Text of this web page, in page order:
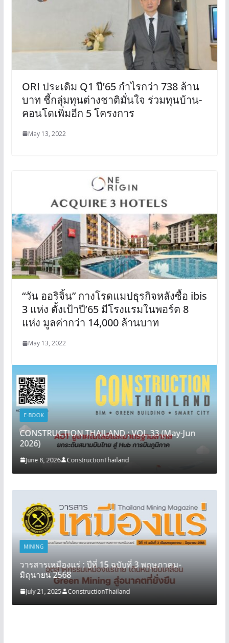
ORI ประเดิม Q1 ปี’65 กำไรกว่า 738 ล้าน
บาท ชี้กลุ่มทุนต่างชาติมั่นใจ ร่วมทุนบ้าน-
คอนโดเพิ่มอีก 5 โครงการ
May 13, 2022
“วัน ออริจิ้น” กางโรดแมปธุรกิจหลังซื้อ ibis
3 แห่ง ตั้งเป้าปี’65 มีโรงแรมในพอร์ต 8
แห่ง มูลค่ากว่า 14,000 ล้านบาท
May 13, 2022
E-BOOK
CONSTRUCTION THAILAND : VOL.33 (May-Jun
2026)
June 8, 2026 ConstructionThailand
MINING
วารสารเหมืองแร่ : ปีที่ 15 ฉบับที่ 3 พฤษภาคม-
มิถุนายน 2568
July 21, 2025 ConstructionThailand